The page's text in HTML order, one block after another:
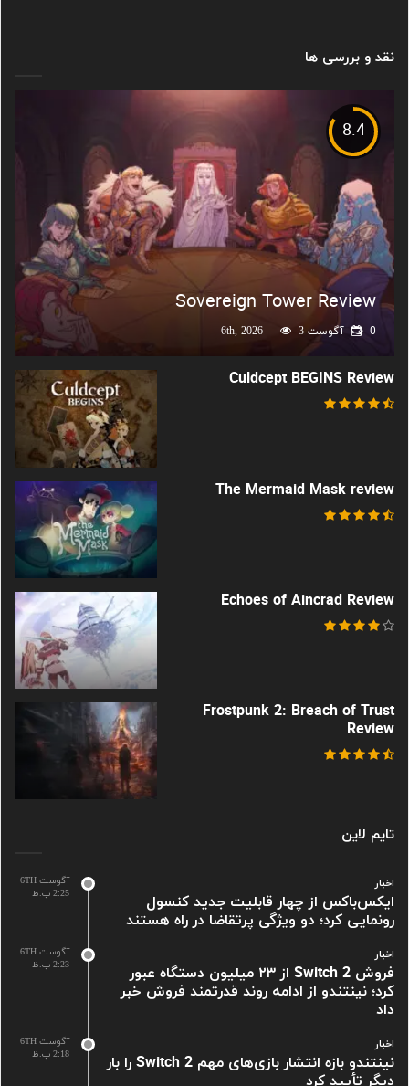
نقد و بررسی ها
8.4
Sovereign Tower Review
آگوست 6th, 2026 3 0
Culdcept BEGINS Review
The Mermaid Mask review
Echoes of Aincrad Review
Frostpunk 2: Breach of Trust
Review
تایم لاین
آگوست 6TH
2:25 ب.ظ
اخبار
ایکس‌باکس از چهار قابلیت جدید کنسول
رونمایی کرد؛ دو ویژگی پرتقاضا در راه هستند
آگوست 6TH
2:23 ب.ظ
اخبار
فروش Switch 2 از ۲۳ میلیون دستگاه عبور
کرد؛ نینتندو از ادامه روند قدرتمند فروش خبر
داد
آگوست 6TH
2:18 ب.ظ
اخبار
نینتندو بازه انتشار بازی‌های مهم Switch 2 را بار
دیگر تأیید کرد